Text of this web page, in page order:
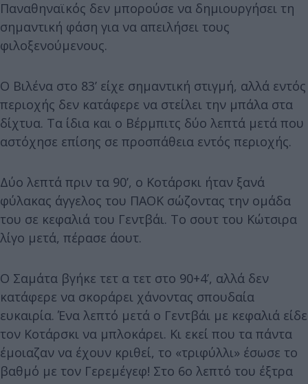
Παναθηναϊκός δεν μπορούσε να δημιουργήσει τη
σημαντική φάση για να απειλήσει τους
φιλοξενούμενους.
Ο Βιλένα στο 83’ είχε σημαντική στιγμή, αλλά εντός
περιοχής δεν κατάφερε να στείλει την μπάλα στα
δίχτυα. Τα ίδια και ο Βέρμπιτς δύο λεπτά μετά που
αστόχησε επίσης σε προσπάθεια εντός περιοχής.
Δύο λεπτά πριν τα 90’, ο Κοτάρσκι ήταν ξανά
φύλακας άγγελος του ΠΑΟΚ σώζοντας την ομάδα
του σε κεφαλιά του Γεντβάι. Το σουτ του Κώτσιρα
λίγο μετά, πέρασε άουτ.
Ο Σαμάτα βγήκε τετ α τετ στο 90+4’, αλλά δεν
κατάφερε να σκοράρει χάνοντας σπουδαία
ευκαιρία. Ένα λεπτό μετά ο Γεντβάι με κεφαλιά είδε
τον Κοτάρσκι να μπλοκάρει. Κι εκεί που τα πάντα
έμοιαζαν να έχουν κριθεί, το «τριφύλλι» έσωσε το
βαθμό με τον Γερεμέγεφ! Στο 6ο λεπτό του έξτρα